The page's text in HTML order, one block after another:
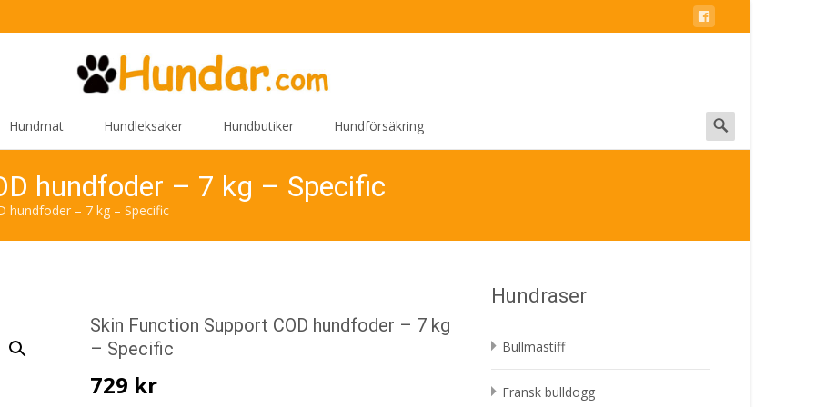
Hundmat Hundleksaker Hundbutiker Hundförsäkring
Search
for:
hundfoder – 7 kg – Specific
hundfoder – 7 kg – Specific
Skin Function Support COD hundfoder – 7 kg
– Specific
729 kr
Hundraser
Bullmastiff
Fransk bulldogg